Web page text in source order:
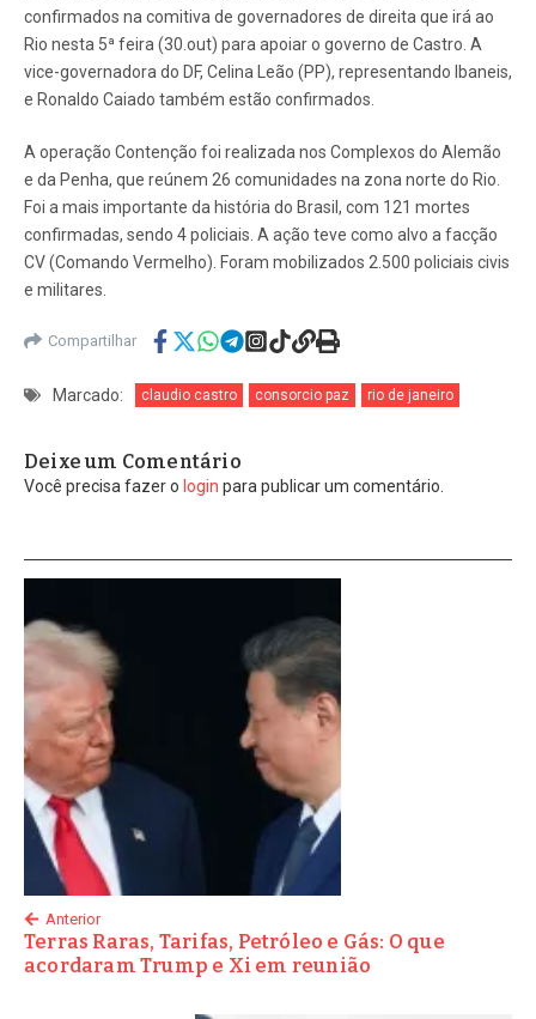
confirmados na comitiva de governadores de direita que irá ao
Rio nesta 5ª feira (30.out) para apoiar o governo de Castro. A
vice-governadora do DF, Celina Leão (PP), representando Ibaneis,
e Ronaldo Caiado também estão confirmados.
A operação Contenção foi realizada nos Complexos do Alemão
e da Penha, que reúnem 26 comunidades na zona norte do Rio.
Foi a mais importante da história do Brasil, com 121 mortes
confirmadas, sendo 4 policiais. A ação teve como alvo a facção
CV (Comando Vermelho). Foram mobilizados 2.500 policiais civis
e militares.
Compartilhar
Marcado: claudio castro consorcio paz rio de janeiro
Deixe um Comentário
Você precisa fazer o login para publicar um comentário.
Anterior
Terras Raras, Tarifas, Petróleo e Gás: O que
acordaram Trump e Xi em reunião